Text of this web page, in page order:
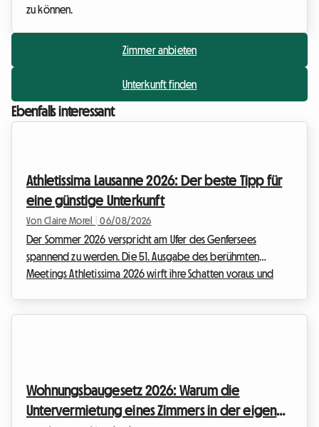
zu können.
Zimmer anbieten
Unterkunft finden
Ebenfalls interessant
Athletissima Lausanne 2026: Der beste Tipp für
eine günstige Unterkunft
Von Claire Morel 06/08/2026
Der Sommer 2026 verspricht am Ufer des Genfersees
spannend zu werden. Die 51. Ausgabe des berühmten
Meetings Athletissima 2026 wirft ihre Schatten voraus und
darst...
Wohnungsbaugesetz 2026: Warum die
Untervermietung eines Zimmers in der eigenen